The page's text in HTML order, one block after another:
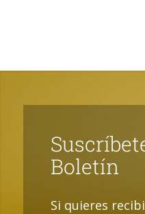
Boletín
Si quieres